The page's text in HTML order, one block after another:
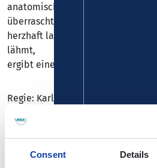
Consent Details
anatomischen Möglichkeiten,
überrascht werden von der Vielfalt
herzhaft lachen bevor die
lähmt,
ergibt einen Kurzurlaub für die
Regie: Karl-Heinz Helmschrot
Künstler, die mit viel Hingabe ihre